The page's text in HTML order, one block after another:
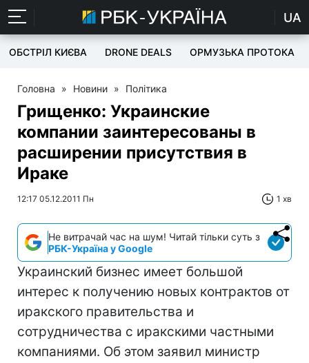
UA
ОБСТРІЛ КИЄВА DRONE DEALS ОРМУЗЬКА ПРОТОКА
Головна » Новини » Політика
Грищенко: Украинские
компании заинтересованы в
расширении присутствия в
Ираке
12:17 05.12.2011 Пн 1 хв
Не витрачай час на шум! Читай тільки суть з
РБК-Україна у Google
Украинский бизнес имеет большой
интерес к получению новых контрактов от
иракского правительства и
сотрудничества с иракскими частными
компаниями. Об этом заявил министр